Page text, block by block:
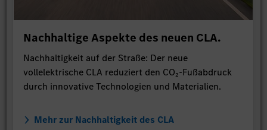
Nachhaltige Aspekte des neuen CLA.
Nachhaltigkeit auf der Straße: Der neue
vollelektrische CLA reduziert den CO₂-Fußabdruck
durch innovative Technologien und Materialien.
Mehr zur Nachhaltigkeit des CLA